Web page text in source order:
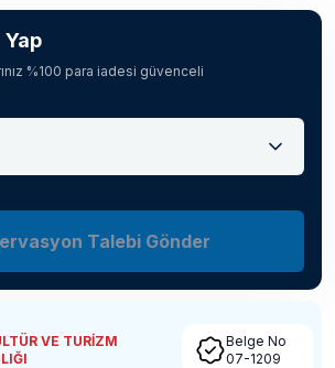
%100 para iadesi güvenceli
Talebi Gönder
VE TURİZM
Belge No
07-1209